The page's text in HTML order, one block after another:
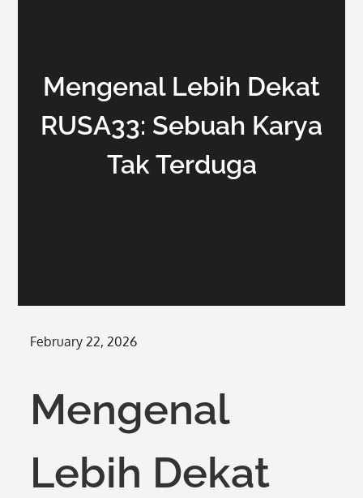
Mengenal Lebih Dekat
RUSA33: Sebuah Karya
Tak Terduga
Posted
February 22, 2026
Mengenal
Lebih Dekat